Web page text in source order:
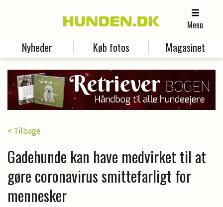
Menu
Nyheder Køb fotos Magasinet
< Tilbage
Gadehunde kan have medvirket til at
gøre coronavirus smittefarligt for
mennesker